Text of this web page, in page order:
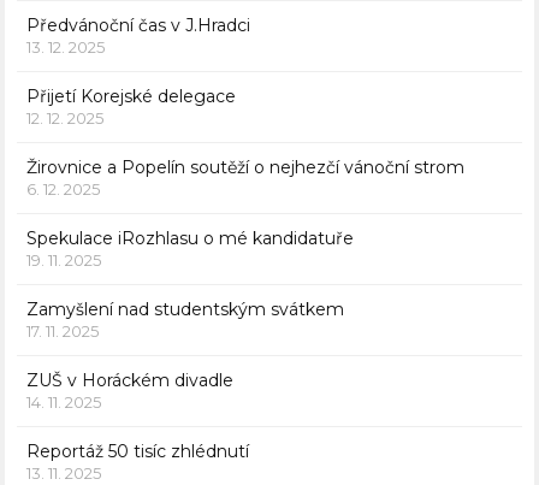
Předvánoční čas v J.Hradci
13. 12. 2025
Přijetí Korejské delegace
12. 12. 2025
Žirovnice a Popelín soutěží o nejhezčí vánoční strom
6. 12. 2025
Spekulace iRozhlasu o mé kandidatuře
19. 11. 2025
Zamyšlení nad studentským svátkem
17. 11. 2025
ZUŠ v Horáckém divadle
14. 11. 2025
Reportáž 50 tisíc zhlédnutí
13. 11. 2025